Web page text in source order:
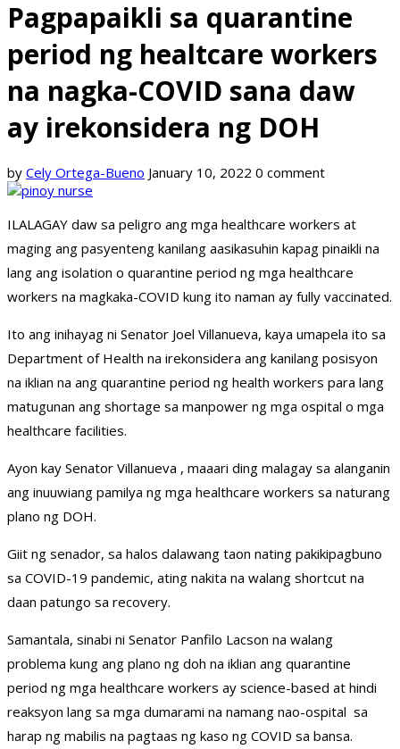
Pagpapaikli sa quarantine
period ng healtcare workers
na nagka-COVID sana daw
ay irekonsidera ng DOH
by Cely Ortega-Bueno January 10, 2022 0 comment
ILALAGAY daw sa peligro ang mga healthcare workers at
maging ang pasyenteng kanilang aasikasuhin kapag pinaikli na
lang ang isolation o quarantine period ng mga healthcare
workers na magkaka-COVID kung ito naman ay fully vaccinated.
Ito ang inihayag ni Senator Joel Villanueva, kaya umapela ito sa
Department of Health na irekonsidera ang kanilang posisyon
na iklian na ang quarantine period ng health workers para lang
matugunan ang shortage sa manpower ng mga ospital o mga
healthcare facilities.
Ayon kay Senator Villanueva , maaari ding malagay sa alanganin
ang inuuwiang pamilya ng mga healthcare workers sa naturang
plano ng DOH.
Giit ng senador, sa halos dalawang taon nating pakikipagbuno
sa COVID-19 pandemic, ating nakita na walang shortcut na
daan patungo sa recovery.
Samantala, sinabi ni Senator Panfilo Lacson na walang
problema kung ang plano ng doh na iklian ang quarantine
period ng mga healthcare workers ay science-based at hindi
reaksyon lang sa mga dumarami na namang nao-ospital sa
harap ng mabilis na pagtaas ng kaso ng COVID sa bansa.